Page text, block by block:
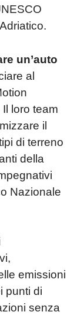
un’auto
al
loro team
il
di terreno
della
Nazionale
emissioni
punti di
senza